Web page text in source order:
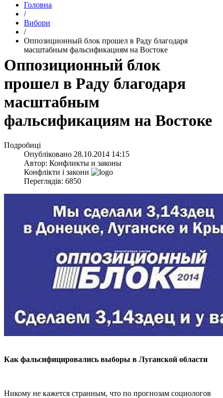
Головна
/
Вибори
/
Оппозиционный блок прошел в Раду благодаря
масштабным фальсификациям на Востоке
Оппозиционный блок
прошел в Раду благодаря
масштабным
фальсификациям на Востоке
Подробиці
Опубліковано 28.10.2014 14:15
Автор: Конфликты и законы
Конфлікти і закони
Переглядів: 6850
Как фальсифицировались выборы в Луганской области
Никому не кажется странным, что по прогнозам социологов